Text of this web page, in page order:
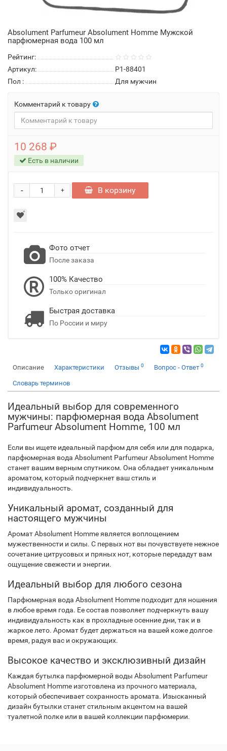
Absolument Parfumeur Absolument Homme Мужской
парфюмерная вода 100 мл
Рейтинг:
Артикул:
P1-88401
Пол : Для мужчин
Комментарий к товару
10 268 ₽
Есть в наличии
+
- В корзину
Фото отчет
После заказа
100% Качество
Только оригинал
Быстрая доставка
По России и миру
Описание Характеристики Отзывы 0 Вопрос - Ответ 0
Словарь терминов
Идеальный выбор для современного
мужчины: парфюмерная вода Absolument
Parfumeur Absolument Homme, 100 мл
Если вы ищете идеальный парфюм для себя или для подарка,
парфюмерная вода Absolument Parfumeur Absolument Homme
станет вашим верным спутником. Она обладает уникальным
ароматом, который подчеркнет ваш стиль и
индивидуальность.
Уникальный аромат, созданный для
настоящего мужчины
Аромат Absolument Homme является воплощением
мужественности и силы. С первых нот вы почувствуете нежное
сочетание цитрусовых и пряных нот, которые передадут вам
ощущение свежести и энергии.
Идеальный выбор для любого сезона
Парфюмерная вода Absolument Homme подходит для ношения
в любое время года. Ее состав позволяет подчеркнуть вашу
индивидуальность как в прохладные осенние дни, так и в
жаркое лето. Аромат будет держаться на вашей коже долгое
время, радуя вас и окружающих.
Высокое качество и эксклюзивный дизайн
Каждая бутылка парфюмерной воды Absolument Parfumeur
Absolument Homme изготовлена из прочного материала,
который обеспечивает сохранность аромата. Изысканный
дизайн бутылки станет стильным акцентом на вашей
туалетной полке или в вашей коллекции парфюмерии.